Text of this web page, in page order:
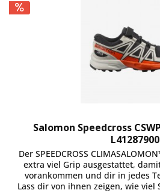
Salomon Speedcross
L41287900
Der SPEEDCROSS
extra viel Grip ausgestattet,
vorankommen und dir in jedes
Lass dir von ihnen zeigen, wie viel